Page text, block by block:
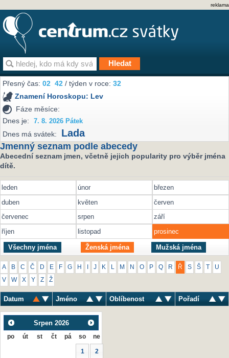
reklama
Přesný čas:02 42 / týden v roce:32
Znamení Horoskopu: Lev
Fáze měsíce:
Dnes je:
7. 8. 2026 Pátek
Dnes má svátek: Lada
Jmenný seznam podle abecedy
Abecední seznam jmen, včetně jejich popularity pro výběr jména
dítě.
leden únor
březen
duben
květen
červen
červenec
srpen
září
říjen
listopad prosinec
Všechny jména Ženská jména Mužská jména
A B C Č D E F G H J K M N O P Q R Ř S Š U
V W X Y Z Ž
Datum Jméno Oblíbenost Pořadí
Srpen 2026
po út st čt pá so ne
1 2